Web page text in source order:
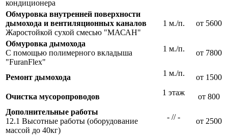
кондиционера
Обмуровка внутренней поверхности
дымохода и вентиляционных каналов
Жаростойкой сухой смесью "МАСАН"
1 м./п. от 5600
Обмуровка дымохода
С помощью полимерного вкладыша
"FuranFlex"
1 м./п. от 7800
Ремонт дымохода 1 м./п. от 1500
Очистка мусоропроводов 1 этаж
от 800
Дополнительные работы
12.1 Высотные работы (оборудование
массой до 40кг)
- // - от 2500